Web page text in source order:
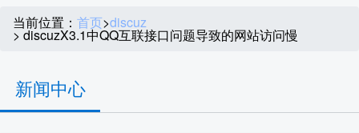
当前位置： 首页>discuz
> discuzX3.1中QQ互联接口问题导致的网站访问慢
新闻中心